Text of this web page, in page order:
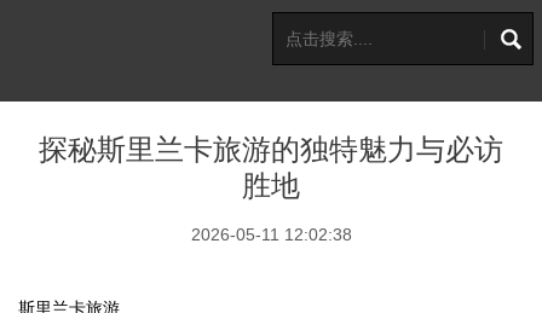
探秘斯里兰卡旅游的独特魅力与必访
胜地
2026-05-11 12:02:38
斯里兰卡旅游